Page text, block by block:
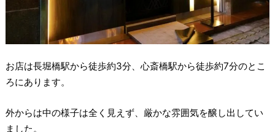
お店は長堀橋駅から徒歩約3分、心斎橋駅から徒歩約7分のとこ
ろにあります。
外からは中の様子は全く見えず、厳かな雰囲気を醸し出してい
ました。